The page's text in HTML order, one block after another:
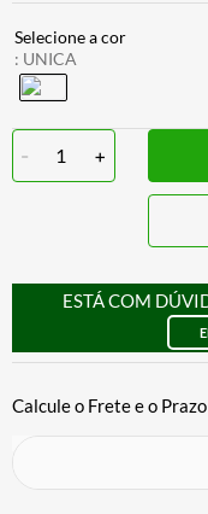
: UNICA
- 1 +
ESTÁ COM